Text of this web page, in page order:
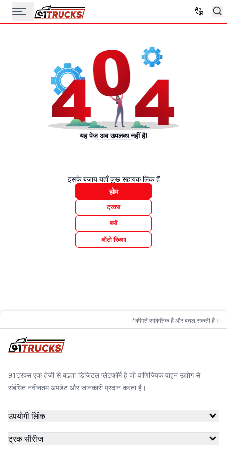
यह पेज अब उपलब्ध नहीं है!
इसके बजाय यहाँ कुछ सहायक लिंक हैं
होम
ट्रक्स
बसें
ऑटो रिक्शा
*कीमतें सांकेतिक हैं और बदल सकती हैं।
91ट्रक्स एक तेजी से बढ़ता डिजिटल प्लेटफॉर्म है जो वाणिज्यिक वाहन उद्योग से
संबंधित नवीनतम अपडेट और जानकारी प्रदान करता है।
उपयोगी लिंक
ट्रक सीरीज